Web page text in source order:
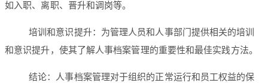
如入职、离职、晋升和调岗等。
培训和意识提升：为管理人员和人事部门提供相关的培训
和意识提升，使其了解人事档案管理的重要性和最佳实践方法。
结论：人事档案管理对于组织的正常运行和员工权益的保